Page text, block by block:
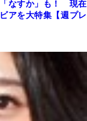
「なすか」も！ 現在
アを大特集【週プレ